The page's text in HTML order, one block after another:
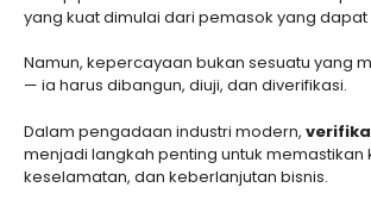
yang kuat dimulai dari pemasok yang
Namun, kepercayaan bukan sesuatu yang
— ia harus dibangun, diuji, dan diverifikasi.
Dalam pengadaan industri modern,
menjadi langkah penting untuk memastikan
keselamatan, dan keberlanjutan bisnis.